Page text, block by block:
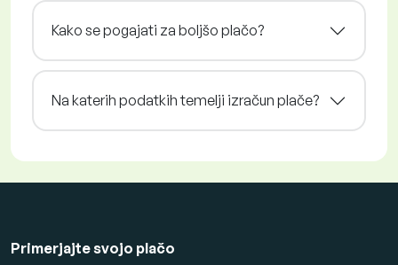
Kako se pogajati za boljšo plačo?
Na katerih podatkih temelji izračun plače?
Primerjajte svojo plačo